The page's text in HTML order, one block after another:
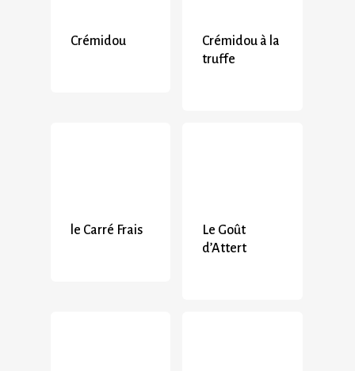
Crémidou
Crémidou à la
truffe
le Carré Frais
Le Goût
d’Attert